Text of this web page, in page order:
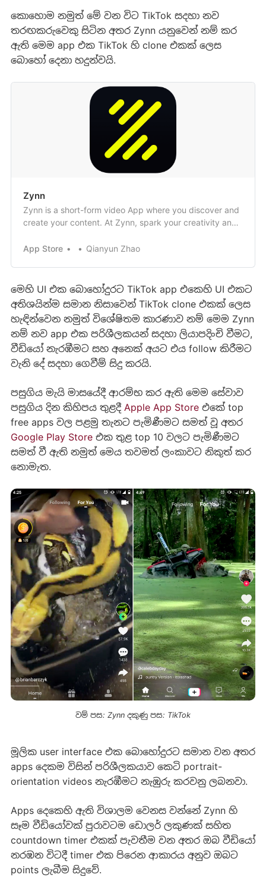
කොහොම නමුත් මේ වන විට TikTok සදහා නව
තරඟකරුවෙකු සිටින අතර Zynn යනුවෙන් නම් කර
ඇති මෙම app එක TikTok හි clone එකක් ලෙස
බොහෝ දෙනා හදුන්වයි.
‎Zynn
Zynn is a short-form video App where you discover and
create your content. At Zynn, spark your creativity and
creators, you can enjoy and share your moments. With a
App Store Qianyun Zhao
මෙහි UI එක බොහෝදුරට TikTok app එකෙහි UI එකට
අතිශයින්ම සමාන නිසාවෙන් TikTok clone එකක් ලෙස
හැඳින්වෙන නමුත් විශේෂිතම කාරණාව නම් මෙම Zynn
නම් නව app එක පරිශීලකයන් සදහා ලියාපදිංචි වීමට,
වීඩියෝ නැරඹීමට සහ අනෙක් අයට එය follow කිරීමට
වැනි දේ සදහා ගෙවීම් සිදු කරයි.
පසුගිය මැයි මාසයේදී ආරම්භ කර ඇති මෙම සේවාව
පසුගිය දින කිහිපය තුළදී Apple App Storeඑකේ top
free apps වල පළමු තැනට පැමිණීමට සමත් වූ අතර
Google Play Storeඑක තුළ top 10 වලට පැමිණීමට
සමත් වී ඇති නමුත් මෙය තවමත් ලංකාවට නිකුත් කර
නොමැත.
වම් පස: Zynn දකුණු පස: TikTok
මූලික user interface එක බොහෝදුරට සමාන වන අතර
apps දෙකම විසින් පරිශීලකයාව කෙටි portrait-
orientation videos නැරඹීමට නැඹුරු කරවනු ලබනවා.
Apps දෙකෙහි ඇති විශාලම වෙනස වන්නේ Zynn හි
සෑම වීඩියෝවක් පුරාවටම ඩොලර් ලකුණක් සහිත
countdown timer එකක් පැවතීම වන අතර ඔබ වීඩියෝ
නරඹන විටදී timer එක පිරෙන ආකාරය අනුව ඔබට
points ලැබීම සිදුවේ.